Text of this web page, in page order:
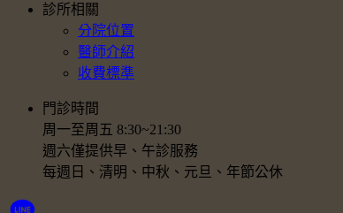
診所相關
分院位置
醫師介紹
收費標準
門診時間
周一至周五 8:30~21:30
週六僅提供早、午診服務
每週日、清明、中秋、元旦、年節公休